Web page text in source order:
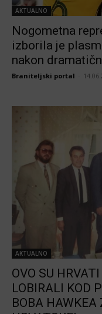
AKTUALNO
Nogometna
izborila je
nakon
Braniteljski portal
AKTUALNO
OVO SU
LOBIRALI KOD
BOBA